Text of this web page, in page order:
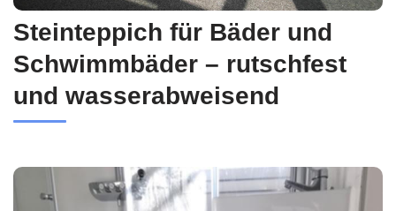
Steinteppich für Bäder und
Schwimmbäder – rutschfest
und wasserabweisend